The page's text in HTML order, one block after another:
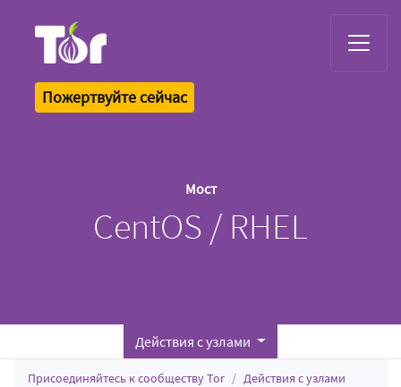
Пожертвуйте сейчас
Мост
CentOS / RHEL
Действия с узлами
Присоединяйтесь к сообществу Tor
Действия с узлами